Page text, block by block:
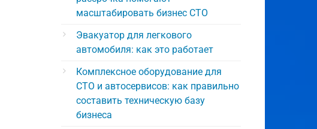
масштабировать бизнес СТО
Эвакуатор для легкового
автомобиля: как это работает
Комплексное оборудование для
СТО и автосервисов: как правильно
составить техническую базу
бизнеса